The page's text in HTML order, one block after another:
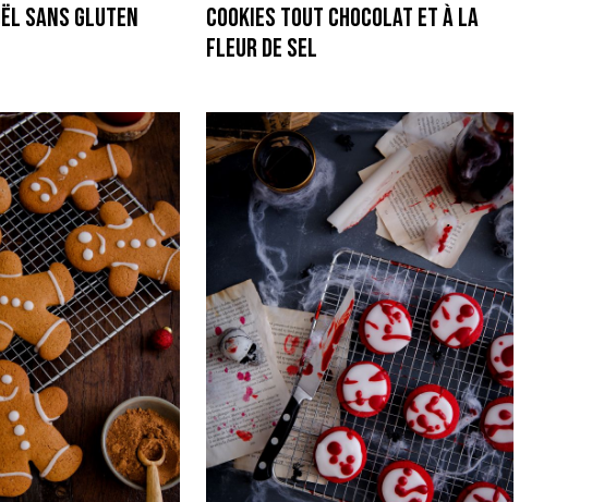
sans gluten
Cookies tout chocolat et à la
fleur de sel